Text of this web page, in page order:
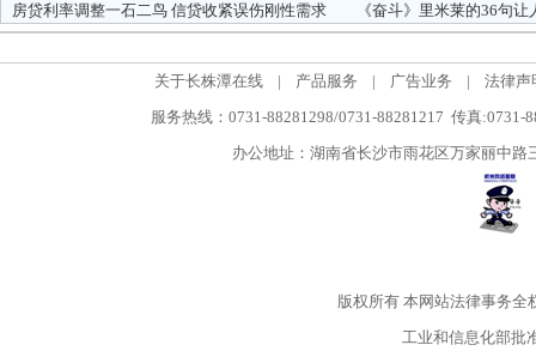
房贷利率调整一石二鸟 信贷收紧误伤刚性需求
《奋斗》里米莱的36句
关于长株潭在线 | 产品服务 | 广告业务 |
法律声
服务热线：0731-88281298/0731-88281217 传真:0731-
办公地址：湖南省长沙市雨花区万家丽中
版权所有本网站法律事务全
工业和信息化部批